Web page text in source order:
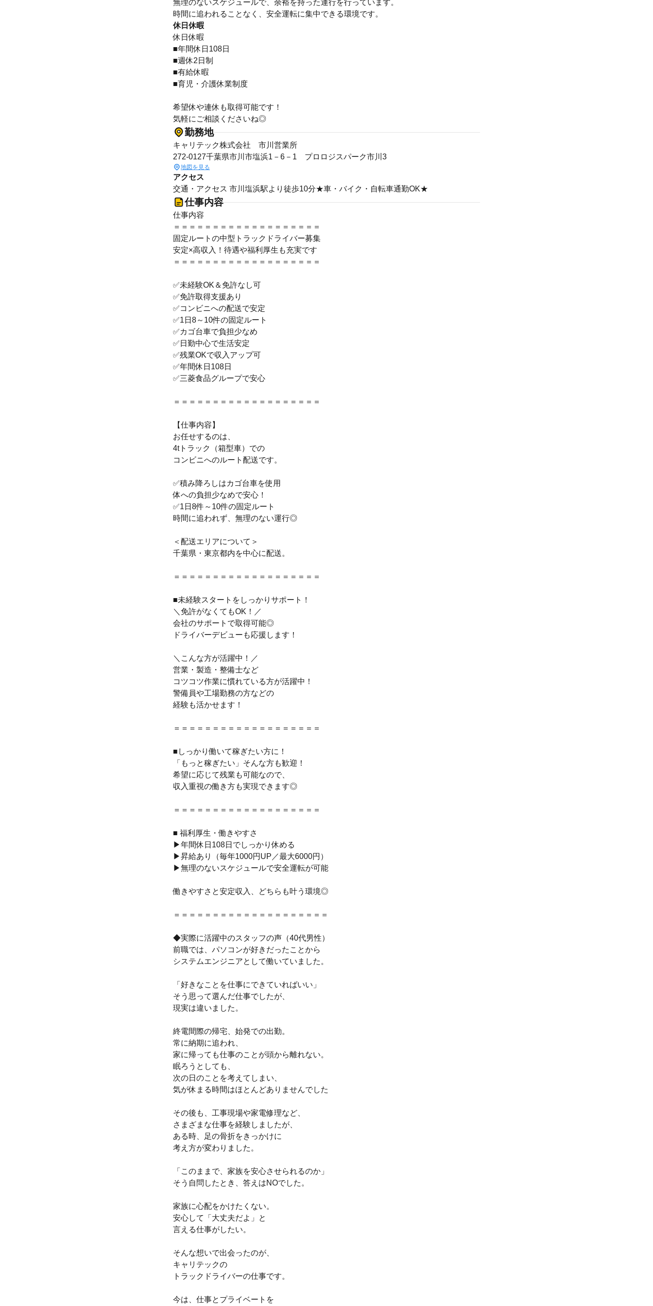
無理のないスケジュールで、余裕を持った運行を行っています。
時間に追われることなく、安全運転に集中できる環境です。
休日休暇
休日休暇
■年間休日108日
■週休2日制
■有給休暇
■育児・介護休業制度
希望休や連休も取得可能です！
気軽にご相談くださいね◎
勤務地
キャリテック株式会社 市川営業所
272-0127千葉県市川市塩浜1－6－1 プロロジスパーク市川3
地図を見る
アクセス
交通・アクセス 市川塩浜駅より徒歩10分★車・バイク・自転車通勤OK★
仕事内容
仕事内容
＝＝＝＝＝＝＝＝＝＝＝＝＝＝＝＝＝＝＝
固定ルートの中型トラックドライバー募集
安定×高収入！待遇や福利厚生も充実です
＝＝＝＝＝＝＝＝＝＝＝＝＝＝＝＝＝＝＝
✅未経験OK＆免許なし可
✅免許取得支援あり
✅コンビニへの配送で安定
✅1日8～10件の固定ルート
✅カゴ台車で負担少なめ
✅日勤中心で生活安定
✅残業OKで収入アップ可
✅年間休日108日
✅三菱食品グループで安心
＝＝＝＝＝＝＝＝＝＝＝＝＝＝＝＝＝＝＝
【仕事内容】
お任せするのは、
4tトラック（箱型車）での
コンビニへのルート配送です。
✅積み降ろしはカゴ台車を使用
体への負担少なめで安心！
✅1日8件～10件の固定ルート
時間に追われず、無理のない運行◎
＜配送エリアについて＞
千葉県・東京都内を中心に配送。
＝＝＝＝＝＝＝＝＝＝＝＝＝＝＝＝＝＝＝
■未経験スタートをしっかりサポート！
＼免許がなくてもOK！／
会社のサポートで取得可能◎
ドライバーデビューも応援します！
＼こんな方が活躍中！／
営業・製造・整備士など
コツコツ作業に慣れている方が活躍中！
警備員や工場勤務の方などの
経験も活かせます！
＝＝＝＝＝＝＝＝＝＝＝＝＝＝＝＝＝＝＝
■しっかり働いて稼ぎたい方に！
「もっと稼ぎたい」そんな方も歓迎！
希望に応じて残業も可能なので、
収入重視の働き方も実現できます◎
＝＝＝＝＝＝＝＝＝＝＝＝＝＝＝＝＝＝＝
■ 福利厚生・働きやすさ
▶年間休日108日でしっかり休める
▶昇給あり（毎年1000円UP／最大6000円）
▶無理のないスケジュールで安全運転が可能
働きやすさと安定収入、どちらも叶う環境◎
＝＝＝＝＝＝＝＝＝＝＝＝＝＝＝＝＝＝＝＝
◆実際に活躍中のスタッフの声（40代男性）
前職では、パソコンが好きだったことから
システムエンジニアとして働いていました。
「好きなことを仕事にできていればいい」
そう思って選んだ仕事でしたが、
現実は違いました。
終電間際の帰宅、始発での出勤。
常に納期に追われ、
家に帰っても仕事のことが頭から離れない。
眠ろうとしても、
次の日のことを考えてしまい、
気が休まる時間はほとんどありませんでした
その後も、工事現場や家電修理など、
さまざまな仕事を経験しましたが、
ある時、足の骨折をきっかけに
考え方が変わりました。
「このままで、家族を安心させられるのか」
そう自問したとき、答えはNOでした。
家族に心配をかけたくない。
安心して「大丈夫だよ」と
言える仕事がしたい。
そんな想いで出会ったのが、
キャリテックの
トラックドライバーの仕事です。
今は、仕事とプライベートを